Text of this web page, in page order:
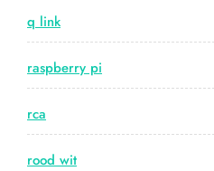
q link
raspberry pi
rca
rood wit